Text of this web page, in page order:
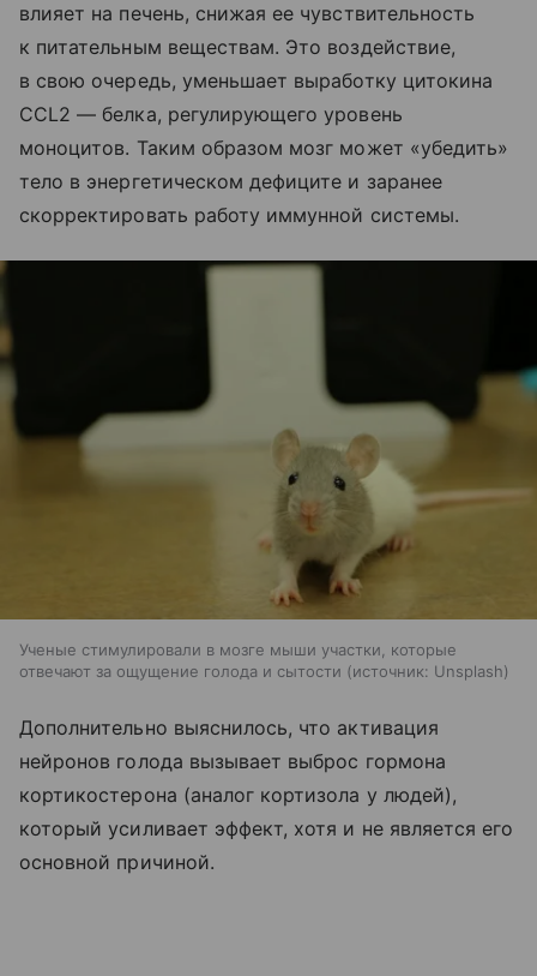
влияет на печень, снижая ее чувствительность
к питательным веществам. Это воздействие,
в свою очередь, уменьшает выработку цитокина
CCL2 — белка, регулирующего уровень
моноцитов. Таким образом мозг может «убедить»
тело в энергетическом дефиците и заранее
скорректировать работу иммунной системы.
Ученые стимулировали в мозге мыши участки, которые
отвечают за ощущение голода и сытости
источник: Unsplash
Дополнительно выяснилось, что активация
нейронов голода вызывает выброс гормона
кортикостерона (аналог кортизола у людей),
который усиливает эффект, хотя и не является его
основной причиной.